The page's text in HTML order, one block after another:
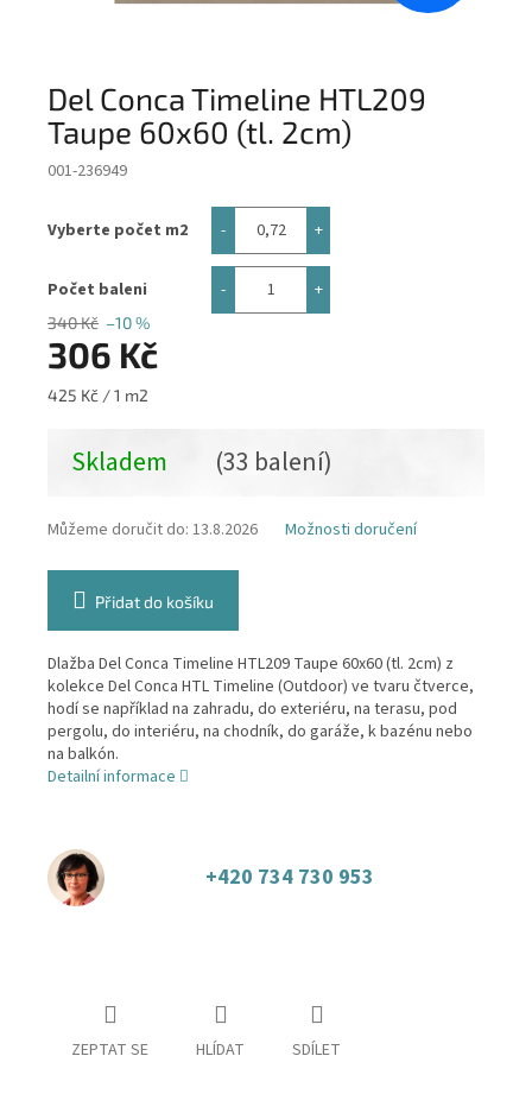
Del Conca Timeline HTL209
Taupe 60x60 (tl. 2cm)
001-236949
Vyberte počet m2
Počet baleni
340 Kč –10 %
306 Kč
Měrná
425 Kč / 1 m2
Skladem (33 balení)
Můžeme doručit do: 13.8.2026 Možnosti doručení
Přidat do košíku
Dlažba Del Conca Timeline HTL209 Taupe 60x60 (tl. 2cm) z
kolekce Del Conca HTL Timeline (Outdoor) ve tvaru čtverce,
hodí se například na zahradu, do exteriéru, na terasu, pod
pergolu, do interiéru, na chodník, do garáže, k bazénu nebo
na balkón.
Detailní informace
+420 734 730 953
ZEPTAT SE HLÍDAT SDÍLET